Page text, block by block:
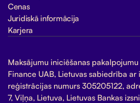
Cenas
Juridiskā informācija
Karjera
Maksājumu iniciēšanas
Finance UAB, Lietuvas sabiedrība
reģistrācijas numurs 305205122,
7, Viļņa, Lietuva, Lietuvas Bankas